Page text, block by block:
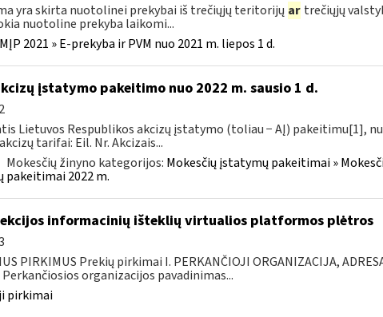
yra skirta nuotolinei prekybai iš trečiųjų teritorijų ar trečiųjų
nuotoline prekyba laikomi...
MĮP 2021 » E-prekyba ir PVM nuo 2021 m. liepos 1 d.
įstatymo pakeitimo nuo 2022 m. sausio 1 d.
Lietuvos Respublikos akcizų įstatymo (toliau − AĮ) pakeitimu[1],
tarifai: Eil. Nr. Akcizais...
Mokesčių žinyno kategorijos: Mokesčių įstatymų pakeitimai »
pakeitimai 2022 m.
informacinių išteklių virtualios platformos plėtros
PIRKIMUS Prekių pirkimai I. PERKANČIOJI ORGANIZACIJA,
Perkančiosios organizacijos pavadinimas...
pirkimai